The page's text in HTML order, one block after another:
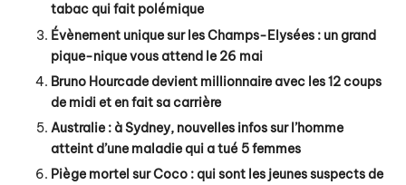
tabac qui fait polémique
Évènement unique sur les Champs-Elysées : un grand
pique-nique vous attend le 26 mai
Bruno Hourcade devient millionnaire avec les 12 coups
de midi et en fait sa carrière
Australie : à Sydney, nouvelles infos sur l’homme
atteint d’une maladie qui a tué 5 femmes
Piège mortel sur Coco : qui sont les jeunes suspects de